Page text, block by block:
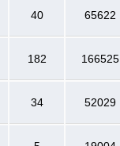
40 65622
182 166525
34 52029